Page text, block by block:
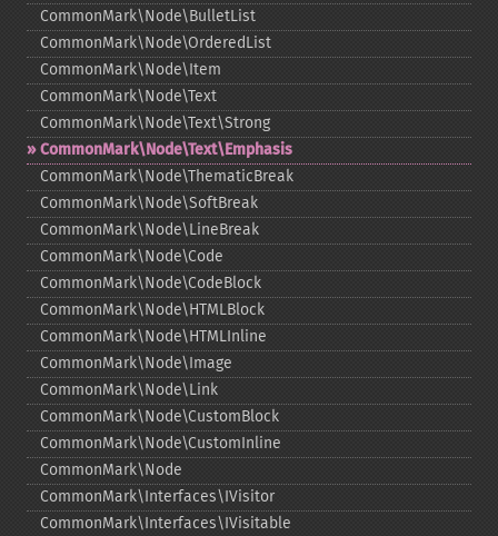
CommonMark\Node\BulletList
CommonMark\Node\OrderedList
CommonMark\Node\Item
CommonMark\Node\Text
CommonMark\Node\Text\Strong
CommonMark\Node\Text\Emphasis
CommonMark\Node\ThematicBreak
CommonMark\Node\SoftBreak
CommonMark\Node\LineBreak
CommonMark\Node\Code
CommonMark\Node\CodeBlock
CommonMark\Node\HTMLBlock
CommonMark\Node\HTMLInline
CommonMark\Node\Image
CommonMark\Node\Link
CommonMark\Node\CustomBlock
CommonMark\Node\CustomInline
CommonMark\Node
CommonMark\Interfaces\IVisitor
CommonMark\Interfaces\IVisitable